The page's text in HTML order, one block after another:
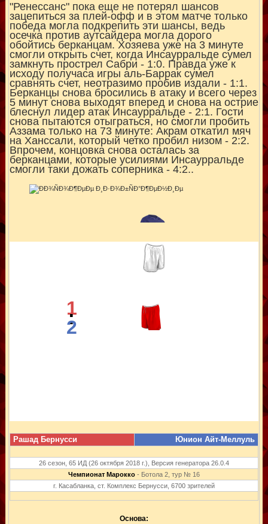
"Ренессанс" пока еще не потерял шансов
зацепиться за плей-офф и в этом матче только
победа могла подкрепить эти шансы, ведь
осечка против аутсайдера могла дорого
обойтись берканцам. Хозяева уже на 3 минуте
смогли открыть счет, когда Инсаурральде сумел
замкнуть прострел Сабри - 1:0. Правда уже к
исходу получаса игры аль-Баррак сумел
сравнять счет, неотразимо пробив издали - 1:1.
Берканцы снова бросились в атаку и всего через
5 минут снова выходят вперед и снова на острие
блеснул лидер атак Инсаурральде - 2:1. Гости
снова пытаются отыграться, но смогли пробить
Аззама только на 73 минуте: Акрам откатил мяч
на Ханссали, который четко пробил низом - 2:2.
Впрочем, концовка снова осталась за
берканцами, которые усилиями Инсаурральде
смогли таки дожать соперника - 4:2..
1
:
2
Рашад Бернусси Юнион Айт-Меллуль
26 сезон, 65 ИД (26 октября 2018 г.), Версия генератора 26.0.4
Чемпионат Марокко- Ботола 2, тур № 16
г. Касабланка, ст. Комплекс Бернусси, 6700 зрителей
Основа: